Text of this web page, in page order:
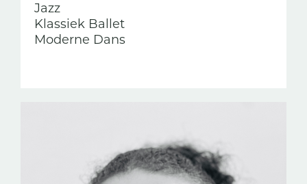
Jazz
Klassiek Ballet
Moderne Dans